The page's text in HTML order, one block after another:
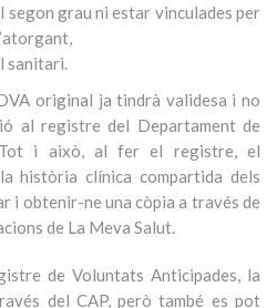
segon grau ni estar vinculades per
sanitari.
original ja tindrà validesa i no
al registre del Departament de
i això, al fer el registre, el
història clínica compartida dels
i obtenir-ne una còpia a través de
de La Meva Salut.
de Voluntats Anticipades, la
del CAP, però també es pot